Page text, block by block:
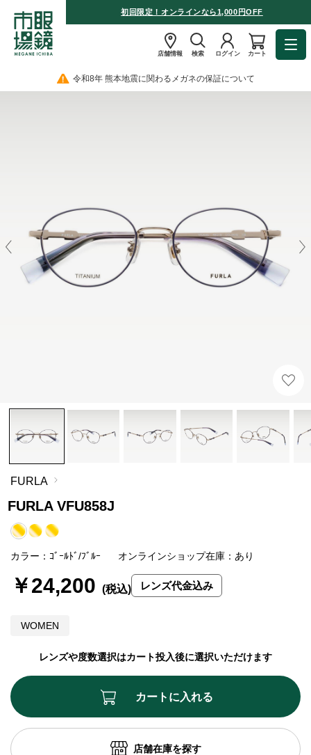
初回限定！オンラインなら1,000円OFF
店舗情報 検索 ログイン カート
令和8年 熊本地震に関わるメガネの保証について
FURLA
FURLA VFU858J
WOMEN
カラー：ｺﾞｰﾙﾄﾞ/ﾌﾞﾙｰ オンラインショップ在庫：あり
レンズや度数選択はカート投入後に選択いただけます
￥24,200 レンズ代金込み
カートに入れる
店舗在庫を探す